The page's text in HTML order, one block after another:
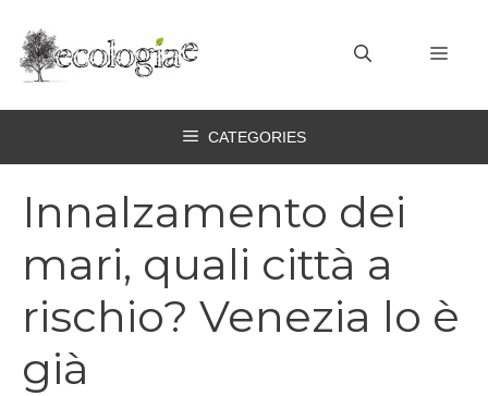
contenuto
CATEGORIES
Innalzamento dei
mari, quali città a
rischio? Venezia lo è
già